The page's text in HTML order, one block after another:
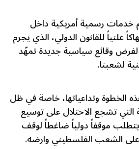
خدمات رسمية أمريكية داخل
علنياً للقانون الدولي، الذي يجرم
لفرض وقائع سياسية جديدة تمهّد
لشعبنا.
وتداعياتها، خاصة في ظل
التي تشجع الاحتلال على توسيع
موقفاً دولياً ضاغطاً لوقف
على الشعب الفلسطيني وارضه.